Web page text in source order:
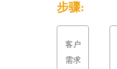
步骤:
客户
需求